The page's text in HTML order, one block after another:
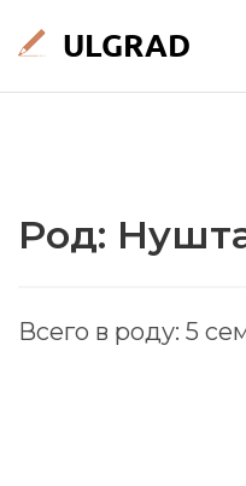
Род:
Всего в роду: 5